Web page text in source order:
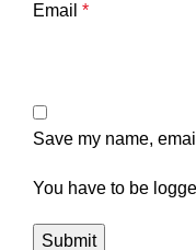
Email *
Save my name,
You have to be